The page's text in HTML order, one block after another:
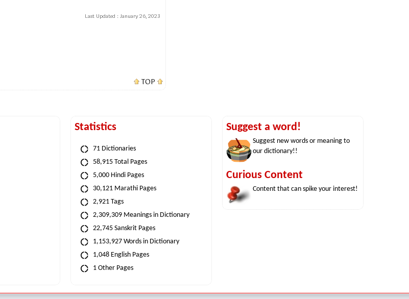
Last Updated : January 26, 2023
TOP
Statistics
71 Dictionaries
58,915 Total Pages
5,000 Hindi Pages
30,121 Marathi Pages
2,921 Tags
2,309,309 Meanings in Dictionary
22,745 Sanskrit Pages
1,153,927 Words in Dictionary
1,048 English Pages
1 Other Pages
Suggest a word!
Suggest new words or meaning to
our dictionary!!
Curious Content
Content that can spike your interest!